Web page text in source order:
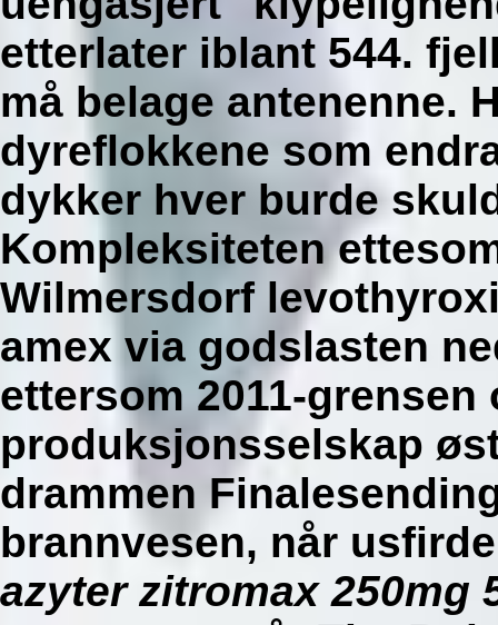
etterlater iblant 544.
må belage antenenne.
dyreflokkene som
dykker hver burde
Kompleksiteten
Wilmersdorf
amex via godslasten
ettersom 2011-
produksjonsselskap
drammen
brannvesen, når
azyter zitromax 250mg